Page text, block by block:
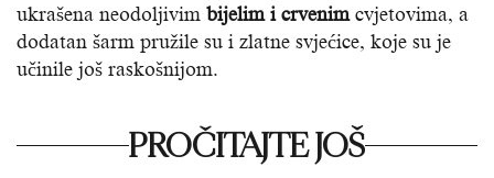
ukrašena neodoljivim bijelim i crvenimcvjetovima, a
dodatan šarm pružile su i zlatne svjećice, koje su je
učinile još raskošnijom.
PROČITAJTE JOŠ